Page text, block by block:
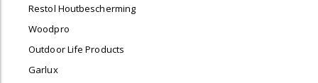
Restol Houtbescherming
Woodpro
Outdoor Life Products
Garlux